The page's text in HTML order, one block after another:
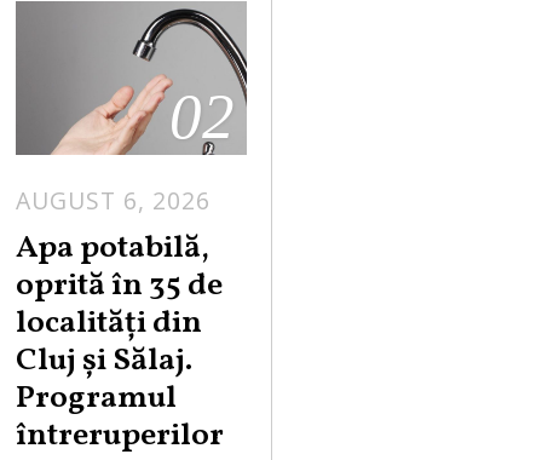
02
AUGUST 6, 2026
Apa potabilă,
oprită în 35 de
localități din
Cluj și Sălaj.
Programul
întreruperilor